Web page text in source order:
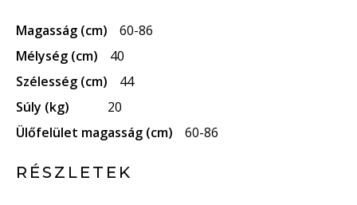
Magasság (cm)
60-86
Mélység (cm)
40
Szélesség (cm)
44
Súly (kg)
20
Ülőfelület magasság (cm)
60-86
RÉSZLETEK